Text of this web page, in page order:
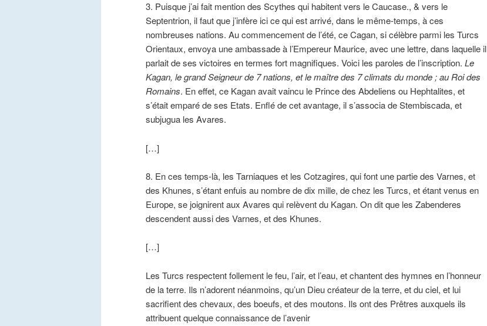
3. Puisque j’ai fait mention des Scythes qui habitent vers le Caucase., & vers le
Septentrion, il faut que j’infère ici ce qui est arrivé, dans le même-temps, à ces
nombreuses nations. Au commencement de l’été, ce Cagan, si célèbre parmi les Turcs
Orientaux, envoya une ambassade à l’Empereur Maurice, avec une lettre, dans laquelle il
parlait de ses victoires en termes fort magnifiques. Voici les paroles de l’inscription. Le
Kagan, le grand Seigneur de 7 nations, et le maître des 7 climats du monde ; au Roi des
Romains. En effet, ce Kagan avait vaincu le Prince des Abdeliens ou Hephtalites, et
s’était emparé de ses Etats. Enflé de cet avantage, il s’associa de Stembiscada, et
subjugua les Avares.
[…]
8. En ces temps-là, les Tarniaques et les Cotzagires, qui font une partie des Varnes, et
des Khunes, s’étant enfuis au nombre de dix mille, de chez les Turcs, et étant venus en
Europe, se joignirent aux Avares qui relèvent du Kagan. On dit que les Zabenderes
descendent aussi des Varnes, et des Khunes.
[…]
Les Turcs respectent follement le feu, l’air, et l’eau, et chantent des hymnes en l’honneur
de la terre. Ils n’adorent néanmoins, qu’un Dieu créateur de la terre, et du ciel, et lui
sacrifient des chevaux, des boeufs, et des moutons. Ils ont des Prêtres auxquels ils
attribuent quelque connaissance de l’avenir